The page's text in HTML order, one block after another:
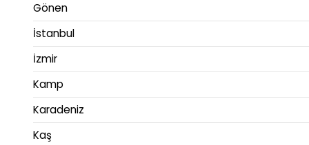
Gönen
İstanbul
İzmir
Kamp
Karadeniz
Kaş